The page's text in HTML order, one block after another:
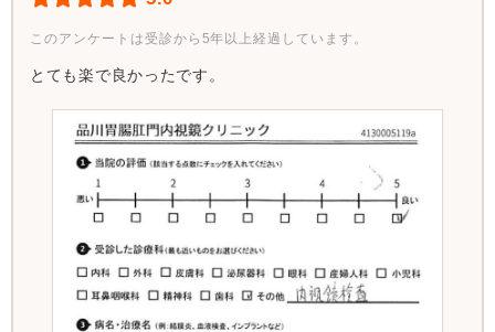
このアンケートは受診から5年以上経過しています。
とても楽で良かったです。